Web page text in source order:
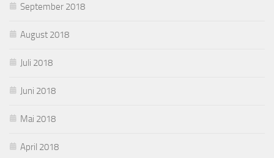
September 2018
August 2018
Juli 2018
Juni 2018
Mai 2018
April 2018